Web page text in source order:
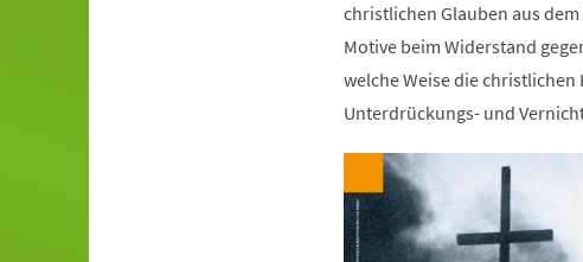
christlichen Glauben aus
Motive beim Widerstand
welche Weise die
Unterdrückungs- und